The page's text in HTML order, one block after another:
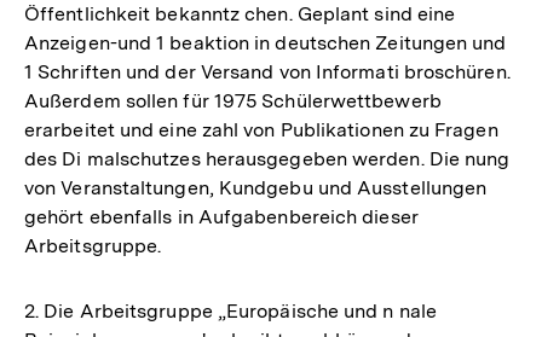
Öffentlichkeit bekanntz chen. Geplant sind eine
Anzeigen-und 1 beaktion in deutschen Zeitungen und
1 Schriften und der Versand von Informati broschüren.
Außerdem sollen für 1975 Schülerwettbewerb
erarbeitet und eine zahl von Publikationen zu Fragen
des Di malschutzes herausgegeben werden. Die nung
von Veranstaltungen, Kundgebu und Ausstellungen
gehört ebenfalls in Aufgabenbereich dieser
Arbeitsgruppe.
2. Die Arbeitsgruppe „Europäische und n nale